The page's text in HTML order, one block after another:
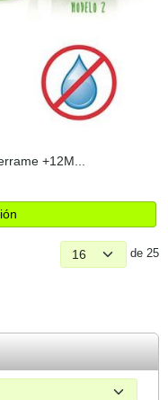
+12M...
de 25